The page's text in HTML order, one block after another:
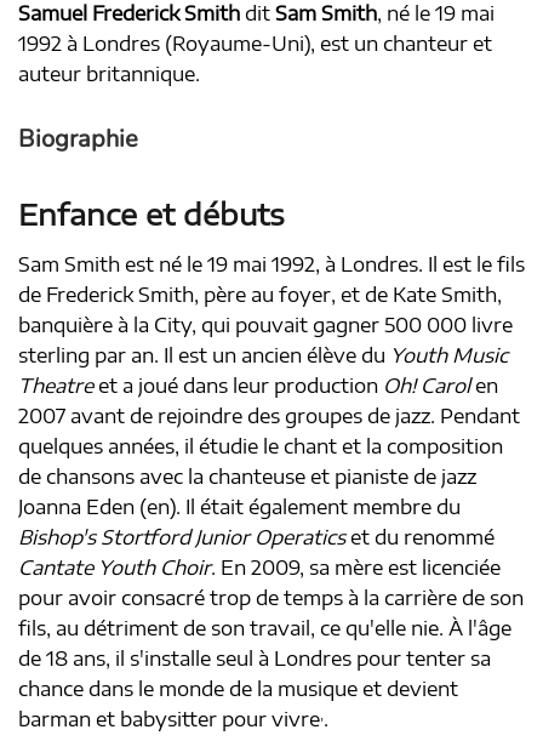
Samuel Frederick Smith dit Sam Smith, né le 19 mai
1992 à Londres (Royaume-Uni), est un chanteur et
auteur britannique.
Biographie
Enfance et débuts
Sam Smith est né le 19 mai 1992, à Londres. Il est le fils
de Frederick Smith, père au foyer, et de Kate Smith,
banquière à la City, qui pouvait gagner 500 000 livre
sterling par an. Il est un ancien élève du Youth Music
Theatreet a joué dans leur production Oh! Carolen
2007 avant de rejoindre des groupes de jazz. Pendant
quelques années, il étudie le chant et la composition
de chansons avec la chanteuse et pianiste de jazz
Joanna Eden (en). Il était également membre du
Bishop's Stortford Junior Operaticset du renommé
Cantate Youth Choir. En 2009, sa mère est licenciée
pour avoir consacré trop de temps à la carrière de son
fils, au détriment de son travail, ce qu'elle nie. À l'âge
de 18 ans, il s'installe seul à Londres pour tenter sa
chance dans le monde de la musique et devient
barman et babysitter pour vivre,.